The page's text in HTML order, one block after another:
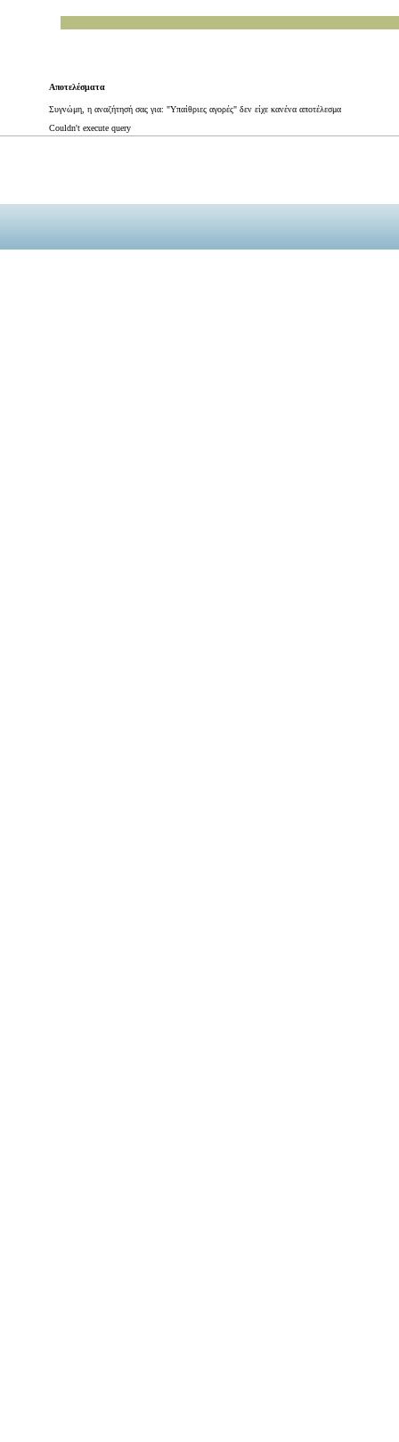
Αποτελέσματα
Συγνώμη, η αναζήτησή σας για: "Υπαίθριες αγορές" δεν είχε κανένα αποτέλεσμα
Couldn't execute query